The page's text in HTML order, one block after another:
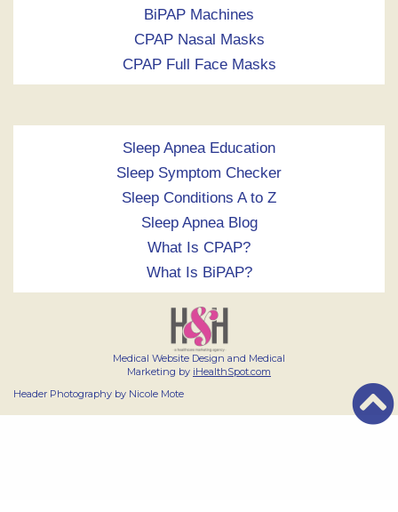
BiPAP Machines
CPAP Nasal Masks
CPAP Full Face Masks
Sleep Apnea Education
Sleep Symptom Checker
Sleep Conditions A to Z
Sleep Apnea Blog
What Is CPAP?
What Is BiPAP?
Medical Website Design and Medical
Marketing by iHealthSpot.com
Header Photography by Nicole Mote